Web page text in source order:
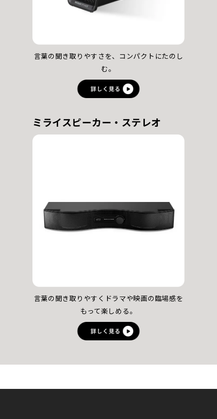
言葉の聞き取りやすさを、 コンパクトにたのし
む。
ミライスピーカー・ステレオ
言葉の聞き取りやすく ドラマや映画の臨場感を
もって楽しめる。